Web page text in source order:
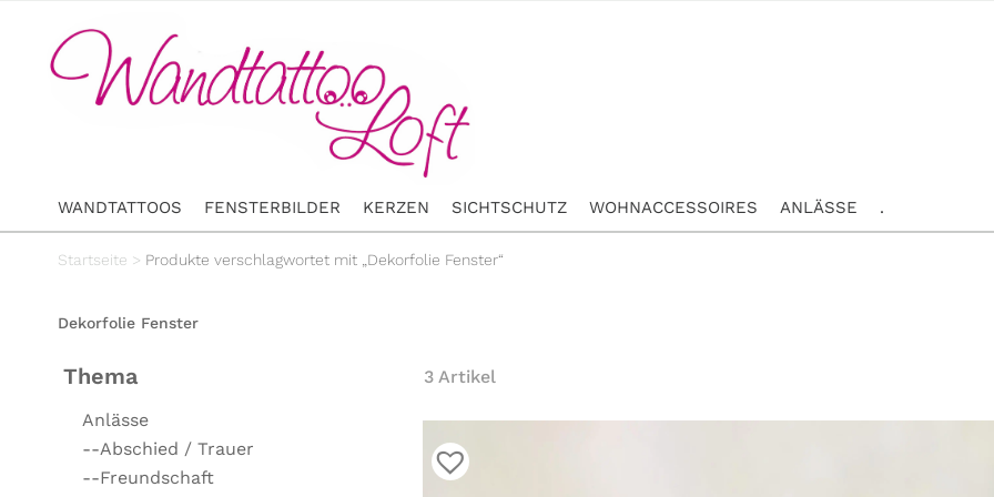
WANDTATTOOS FENSTERBILDER KERZEN SICHTSCHUTZ WOHNACCESSOIRES ANLÄSSE .
Startseite > Produkte verschlagwortet mit „Dekorfolie Fenster“
Dekorfolie Fenster
Thema
Anlässe
--Abschied / Trauer
--Freundschaft
3 Artikel